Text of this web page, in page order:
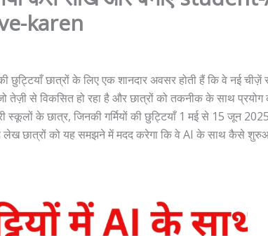
karen
की छुट्टियाँ छात्रों के लिए एक शानदार अवसर होती हैं कि वे नई
तेज़ी से विकसित हो रहा है और छात्रों को तकनीक के साथ
स्कूलों के छात्र, जिनकी गर्मियों की छुट्टियाँ 1 मई से 15 जून
छात्रों को यह समझने में मदद करेगा कि वे AI के साथ कैसे